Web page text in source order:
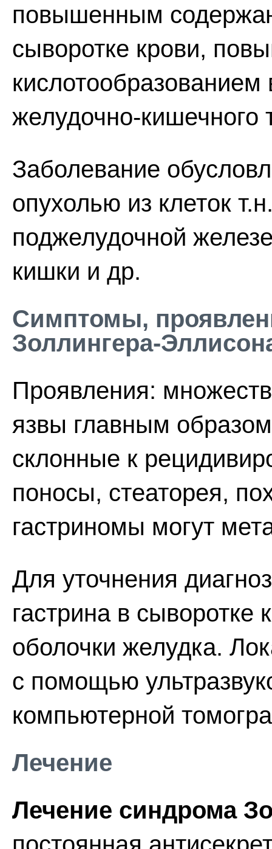
повышенным
сыворотке крови,
желудочно-кишечного
Заболевание
опухолью из клеток
поджелудочной
кишки и др.
Симптомы,
Золлингера-
Проявления:
язвы главным
склонные к
поносы, стеаторея,
гастриномы могут
Для уточнения
гастрина в сыворотке
оболочки желудка.
с помощью
компьютерной
Лечение
Лечение синдрома